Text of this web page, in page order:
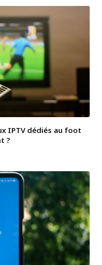
IPTV dédiés au foot
?